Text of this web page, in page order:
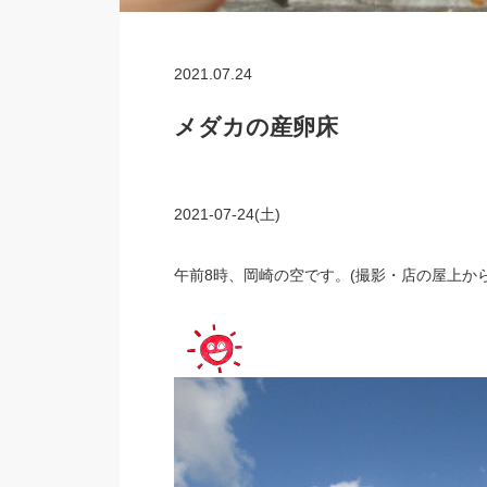
2021.07.24
メダカの産卵床
2021-07-24(土)
午前8時、岡崎の空です。(撮影・店の屋上か